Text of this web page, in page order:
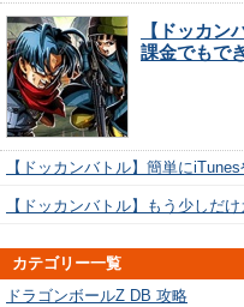
【ドッカン
課金でもで
【ドッカンバトル】簡単に
【ドッカンバトル】もう少しだ
カテゴリー一覧
ドラゴンボールZ DB 攻略